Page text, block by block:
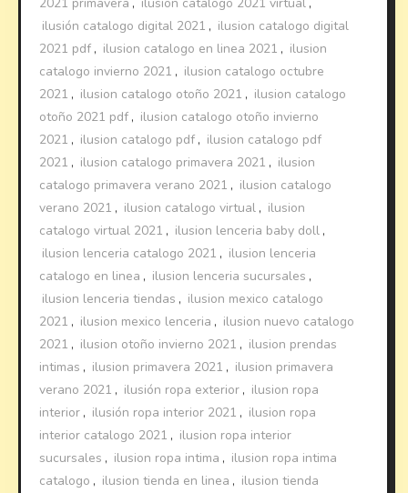
ilusión catalogo digital 2021 , ilusion catalogo digital
2021 pdf , ilusion catalogo en linea 2021 , ilusion
catalogo invierno 2021 , ilusion catalogo octubre
2021 , ilusion catalogo otoño 2021 , ilusion catalogo
otoño 2021 pdf , ilusion catalogo otoño invierno
2021 , ilusion catalogo pdf , ilusion catalogo pdf
2021 , ilusion catalogo primavera 2021 , ilusion
catalogo primavera verano 2021 , ilusion catalogo
verano 2021 , ilusion catalogo virtual , ilusion
catalogo virtual 2021 , ilusion lenceria baby doll ,
ilusion lenceria catalogo 2021 , ilusion lenceria
catalogo en linea , ilusion lenceria sucursales ,
ilusion lenceria tiendas , ilusion mexico catalogo
2021 , ilusion mexico lenceria , ilusion nuevo catalogo
2021 , ilusion otoño invierno 2021 , ilusion prendas
intimas , ilusion primavera 2021 , ilusion primavera
verano 2021 , ilusión ropa exterior , ilusion ropa
interior , ilusión ropa interior 2021 , ilusion ropa
interior catalogo 2021 , ilusion ropa interior
sucursales , ilusion ropa intima , ilusion ropa intima
catalogo , ilusion tienda en linea , ilusion tienda